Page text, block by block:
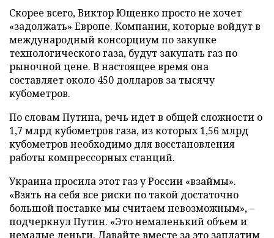
Скорее всего, Виктор Ющенко просто не хочет
«задолжать» Европе. Компании, которые войдут в
международный консорциум по закупке
технологического газа, будут закупать газ по
рыночной цене. В настоящее время она
составляет около 450 долларов за тысячу
кубометров.
По словам Путина, речь идет в общей сложности о
1,7 млрд кубометров газа, из которых 1,56 млрд
кубометров необходимо для восстановления
работы компрессорных станций.
Украина просила этот газ у России «взаймы».
«Взять на себя все риски по такой достаточно
большой поставке мы считаем невозможным», –
подчеркнул Путин. «Это немаленький объем и
немалые деньги. Давайте вместе за это заплатим